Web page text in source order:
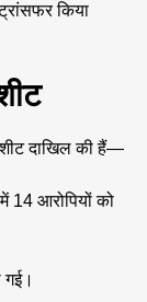
किया
दाखिल की हैं—
14 आरोपियों को
गई।